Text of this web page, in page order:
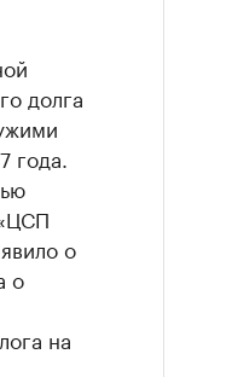
долга
года.
о
о
на